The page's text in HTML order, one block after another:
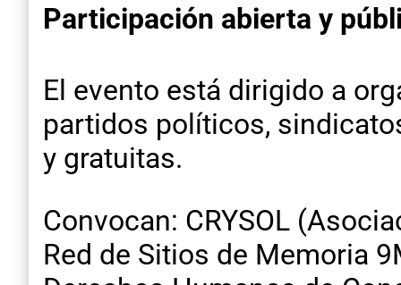
Participación abierta y
El evento está dirigido a
partidos políticos,
y gratuitas.
Convocan: CRYSOL
Red de Sitios de Memoria